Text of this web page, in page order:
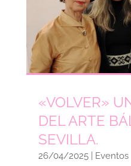
«VOLVER»
DEL ARTE
SEVILLA.
26/04/2025| Eventos